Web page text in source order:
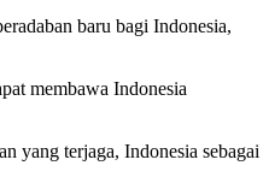
baru bagi Indonesia,
membawa Indonesia
yang terjaga, Indonesia sebagai